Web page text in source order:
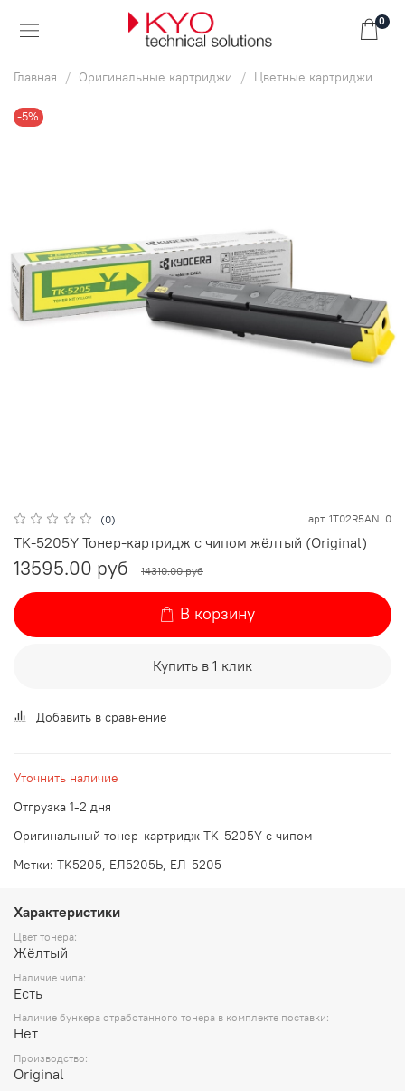
0
Главная Оригинальные картриджи Цветные картриджи
-5%
(0) арт. 1T02R5ANL0
TK-5205Y Тонер-картридж с чипом жёлтый (Original)
13595.00 руб 14310.00 руб
В корзину
Купить в 1 клик
Добавить в сравнение
Уточнить наличие
Отгрузка 1-2 дня
Оригинальный тонер-картридж TK-5205Y с чипом
Метки: TK5205, ЕЛ5205Ь, ЕЛ-5205
Характеристики
Цвет тонера:
Жёлтый
Наличие чипа:
Есть
Наличие бункера отработанного тонера в комплекте поставки:
Нет
Производство:
Original